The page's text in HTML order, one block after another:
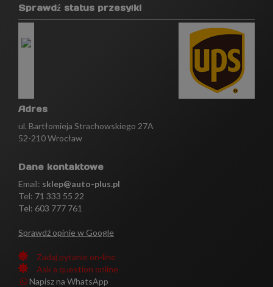
Sprawdź status przesyłki
Adres
ul. Bartłomieja Strachowskiego 27A
52-210 Wrocław
Dane kontaktowe
Email: sklep@auto-plus.pl
Tel: 71 333 55 22
Tel: 603 777 761
Sprawdź opinie w Google
Zadaj pytanie on-line
Ask a question online
Napisz na WhatsApp